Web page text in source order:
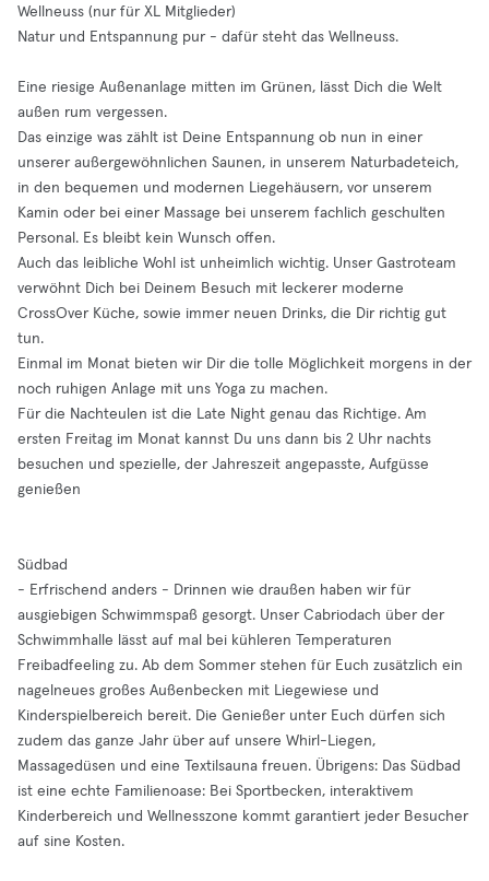
Wellneuss (nur für XL Mitglieder)
Natur und Entspannung pur - dafür steht das Wellneuss.
Eine riesige Außenanlage mitten im Grünen, lässt Dich die Welt
außen rum vergessen.
Das einzige was zählt ist Deine Entspannung ob nun in einer
unserer außergewöhnlichen Saunen, in unserem Naturbadeteich,
in den bequemen und modernen Liegehäusern, vor unserem
Kamin oder bei einer Massage bei unserem fachlich geschulten
Personal. Es bleibt kein Wunsch offen.
Auch das leibliche Wohl ist unheimlich wichtig. Unser Gastroteam
verwöhnt Dich bei Deinem Besuch mit leckerer moderne
CrossOver Küche, sowie immer neuen Drinks, die Dir richtig gut
tun.
Einmal im Monat bieten wir Dir die tolle Möglichkeit morgens in der
noch ruhigen Anlage mit uns Yoga zu machen.
Für die Nachteulen ist die Late Night genau das Richtige. Am
ersten Freitag im Monat kannst Du uns dann bis 2 Uhr nachts
besuchen und spezielle, der Jahreszeit angepasste, Aufgüsse
genießen
Südbad
- Erfrischend anders - Drinnen wie draußen haben wir für
ausgiebigen Schwimmspaß gesorgt. Unser Cabriodach über der
Schwimmhalle lässt auf mal bei kühleren Temperaturen
Freibadfeeling zu. Ab dem Sommer stehen für Euch zusätzlich ein
nagelneues großes Außenbecken mit Liegewiese und
Kinderspielbereich bereit. Die Genießer unter Euch dürfen sich
zudem das ganze Jahr über auf unsere Whirl-Liegen,
Massagedüsen und eine Textilsauna freuen. Übrigens: Das Südbad
ist eine echte Familienoase: Bei Sportbecken, interaktivem
Kinderbereich und Wellnesszone kommt garantiert jeder Besucher
auf sine Kosten.